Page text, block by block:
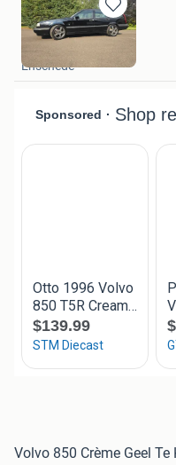
Bewaren
in
Favorieten
Enschede
Volvo 850 Crème Geel Te